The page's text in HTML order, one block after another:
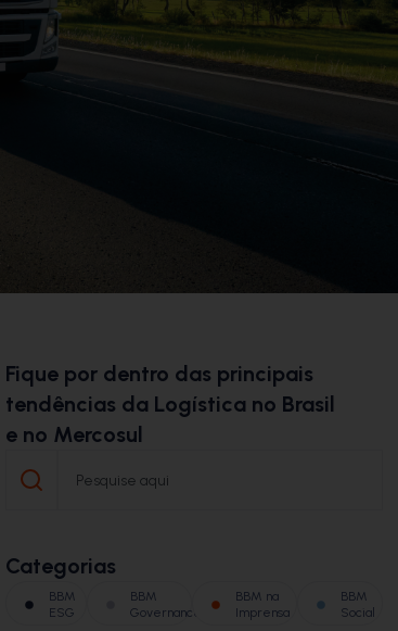
Fique por dentro das principais
tendências da Logística no Brasil
e no Mercosul
Categorias
BBM
ESG
BBM
Governance
BBM na
Imprensa
BBM
Social